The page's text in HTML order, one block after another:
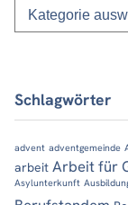
Schlagwörter
advent adventgemeinde
arbeit Arbeit für
Asylunterkunft